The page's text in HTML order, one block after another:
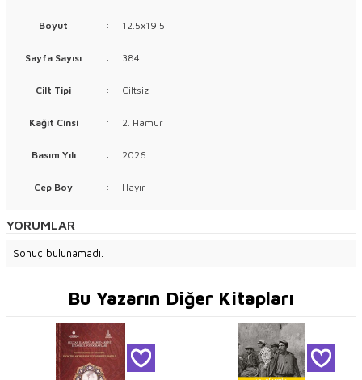
Boyut : 12.5x19.5
Sayfa Sayısı : 384
Cilt Tipi : Ciltsiz
Kağıt Cinsi : 2. Hamur
Basım Yılı : 2026
Cep Boy : Hayır
YORUMLAR
Sonuç bulunamadı.
Bu Yazarın Diğer Kitapları